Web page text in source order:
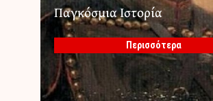
Παγκόσμια Ιστορία
Περισσότερα